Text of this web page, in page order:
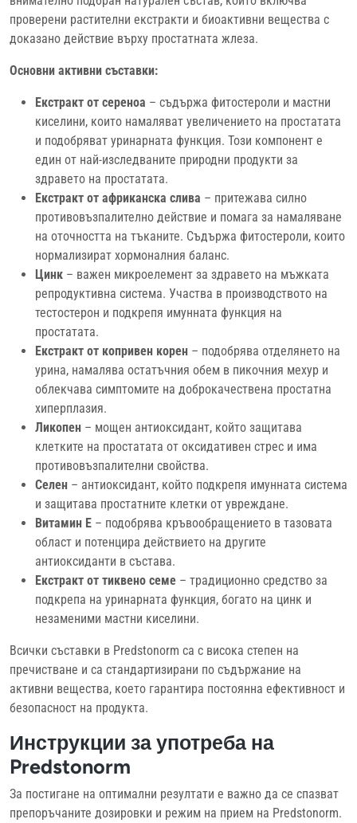
проверени растителни екстракти и биоактивни вещества с
доказано действие върху простатната жлеза.
Основни активни съставки:
Екстракт от сереноа – съдържа фитостероли и мастни
киселини, които намаляват увеличението на простатата
и подобряват уринарната функция. Този компонент е
един от най-изследваните природни продукти за
здравето на простатата.
Екстракт от африканска слива – притежава силно
противовъзпалително действие и помага за намаляване
на оточността на тъканите. Съдържа фитостероли, които
нормализират хормоналния баланс.
Цинк – важен микроелемент за здравето на мъжката
репродуктивна система. Участва в производството на
тестостерон и подкрепя имунната функция на
простатата.
Екстракт от копривен корен – подобрява отделянето на
урина, намалява остатъчния обем в пикочния мехур и
облекчава симптомите на доброкачествена простатна
хиперплазия.
Ликопен – мощен антиоксидант, който защитава
клетките на простатата от оксидативен стрес и има
противовъзпалителни свойства.
Селен – антиоксидант, който подкрепя имунната система
и защитава простатните клетки от увреждане.
Витамин Е – подобрява кръвообращението в тазовата
област и потенцира действието на другите
антиоксиданти в състава.
Екстракт от тиквено семе – традиционно средство за
подкрепа на уринарната функция, богато на цинк и
незаменими мастни киселини.
Всички съставки в Predstonorm са с висока степен на
пречистване и са стандартизирани по съдържание на
активни вещества, което гарантира постоянна ефективност и
безопасност на продукта.
Инструкции за употреба на
Predstonorm
За постигане на оптимални резултати е важно да се спазват
препоръчаните дозировки и режим на прием на Predstonorm.